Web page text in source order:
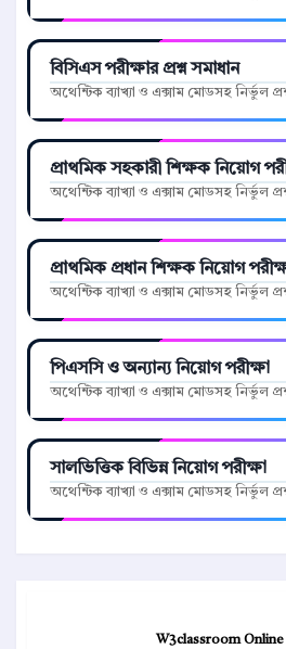
বিসিএস পরীক্ষার প্রশ্ন সমাধান
অথেন্টিক ব্যাখ্যা ও এক্সাম মোডসহ নির্ভুল
প্রাথমিক সহকারী শিক্ষক নিয়োগ
অথেন্টিক ব্যাখ্যা ও এক্সাম মোডসহ নির্ভুল
প্রাথমিক প্রধান শিক্ষক নিয়োগ
অথেন্টিক ব্যাখ্যা ও এক্সাম মোডসহ নির্ভুল
পিএসসি ও অন্যান্য নিয়োগ পরীক্ষা
অথেন্টিক ব্যাখ্যা ও এক্সাম মোডসহ নির্ভুল
সালভিত্তিক বিভিন্ন নিয়োগ পরীক্ষা
অথেন্টিক ব্যাখ্যা ও এক্সাম মোডসহ নির্ভুল
W3classroom